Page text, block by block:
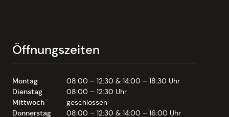
Öffnungszeiten
Montag
08:00 – 12:30 & 14:00 – 18:30 Uhr
Dienstag
08:00 – 12:30 Uhr
Mittwoch
geschlossen
Donnerstag
08:00 – 12:30 & 14:00 – 16:00 Uhr